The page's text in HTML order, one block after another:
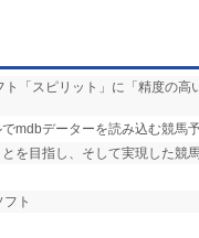
ト「スピリット」に「精度の高
mdbデーターを読み込む競馬
を目指し、そして実現した競
ト